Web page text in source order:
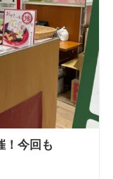
！今回も